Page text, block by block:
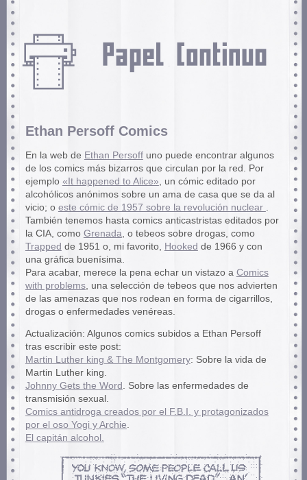
Ethan Persoff Comics
En la web de Ethan Persoffuno puede encontrar algunos
de los comics más bizarros que circulan por la red. Por
ejemplo «It happened to Alice» , un cómic editado por
alcohólicos anónimos sobre un ama de casa que se da al
vicio; o este cómic de 1957 sobre la revolución nuclear
También tenemos hasta comics anticastristas editados por
la CIA, como Grenada , o tebeos sobre drogas, como
Trapped de 1951 o, mi favorito, Hooked de 1966 y con
una gráfica buenísima.
Para acabar, merece la pena echar un vistazo a Comics
with problems, una selección de tebeos que nos advierten
de las amenazas que nos rodean en forma de cigarrillos,
drogas o enfermedades venéreas.
Actualización: Algunos comics subidos a Ethan Persoff
tras escribir este post:
Martin Luther king & The Montgomery: Sobre la vida de
Martin Luther king.
Johnny Gets the Word . Sobre las enfermedades de
transmisión sexual.
Comics antidroga creados por el F.B.I. y protagonizados
por el oso Yogi y Archie.
El capitán alcohol.